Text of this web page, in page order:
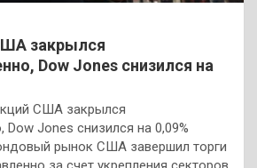
закрылся
Dow Jones снизился на
США закрылся
Dow Jones снизился на 0,09%
рынок США завершил торги